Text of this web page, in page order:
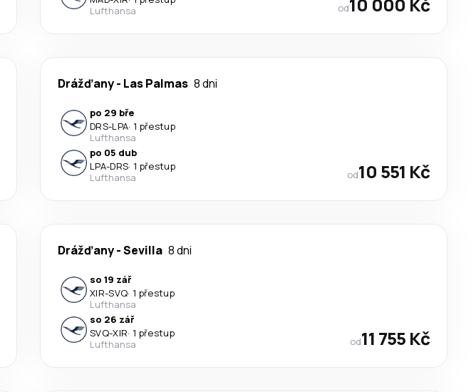
Lufthansa
od
Drážďany- Las Palmas 8 dni
po 29 bře
DRS-LPA· 1 přestup
Lufthansa
po 05 dub
LPA-DRS· 1 přestup
Lufthansa
od10 551 Kč
Drážďany-Sevilla 8 dni
so 19 zář
XIR-SVQ· 1 přestup
Lufthansa
so 26 zář
SVQ-XIR· 1 přestup
Lufthansa
od11 755 Kč